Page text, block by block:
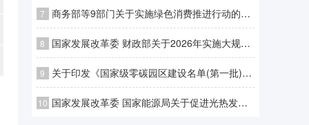
7 商务部等9部门关于实施绿色消费推进行动的通知
8 国家发展改革委 财政部关于2026年实施大规模设备更新和消费品以旧换新政策的通知
9 关于印发《国家级零碳园区建设名单(第一批)》的通知
10 国家发展改革委 国家能源局关于促进光热发电规模化发展的若干意见